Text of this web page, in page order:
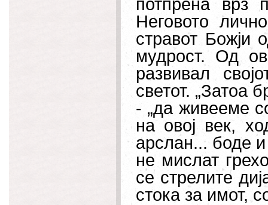
потпрена врз
Неговото
стравот Божји
мудрост. Од
развивал
светот. „Затоа
- „да живееме
на овој век,
арслан... боде
не мислат
се стрелите
стока за имот,